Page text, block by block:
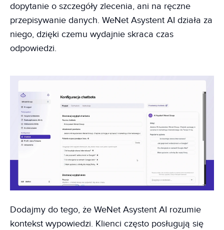
dopytanie o szczegóły zlecenia, ani na ręczne
przepisywanie danych. WeNet Asystent AI działa za
niego, dzięki czemu wydajnie skraca czas
odpowiedzi.
Dodajmy do tego, że WeNet Asystent AI rozumie
kontekst wypowiedzi. Klienci często posługują się